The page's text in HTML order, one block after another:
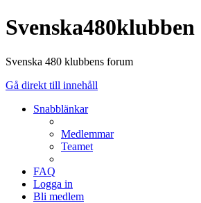
Svenska480klubben
Svenska 480 klubbens forum
Gå direkt till innehåll
Snabblänkar
Medlemmar
Teamet
FAQ
Logga in
Bli medlem